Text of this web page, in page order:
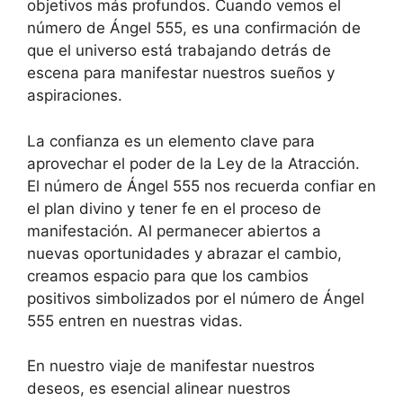
objetivos más profundos. Cuando vemos el
número de Ángel 555, es una confirmación de
que el universo está trabajando detrás de
escena para manifestar nuestros sueños y
aspiraciones.
La confianza es un elemento clave para
aprovechar el poder de la Ley de la Atracción.
El número de Ángel 555 nos recuerda confiar en
el plan divino y tener fe en el proceso de
manifestación. Al permanecer abiertos a
nuevas oportunidades y abrazar el cambio,
creamos espacio para que los cambios
positivos simbolizados por el número de Ángel
555 entren en nuestras vidas.
En nuestro viaje de manifestar nuestros
deseos, es esencial alinear nuestros